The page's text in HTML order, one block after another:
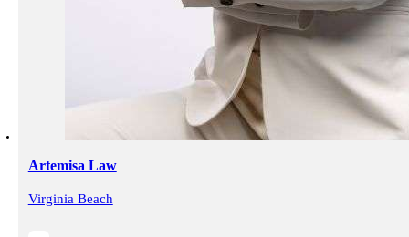
Artemisa Law
Virginia Beach